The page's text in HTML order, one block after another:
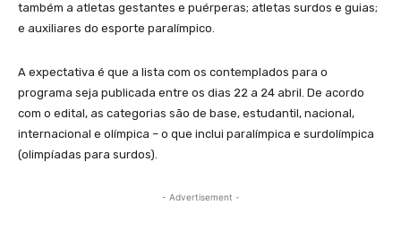
também a atletas gestantes e puérperas; atletas surdos e guias;
e auxiliares do esporte paralímpico.
A expectativa é que a lista com os contemplados para o
programa seja publicada entre os dias 22 a 24 abril. De acordo
com o edital, as categorias são de base, estudantil, nacional,
internacional e olímpica – o que inclui paralímpica e surdolímpica
(olimpíadas para surdos).
- Advertisement -